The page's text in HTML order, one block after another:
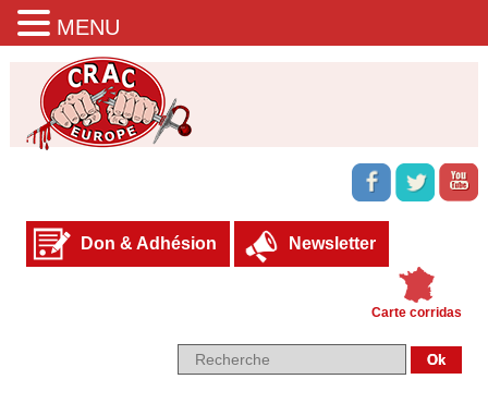
Don & Adhésion Newsletter
Carte corridas
MENU